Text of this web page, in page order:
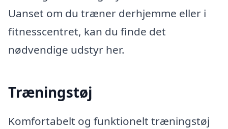
Uanset om du træner derhjemme eller i
fitnesscentret, kan du finde det
nødvendige udstyr her.
Træningstøj
Komfortabelt og funktionelt træningstøj